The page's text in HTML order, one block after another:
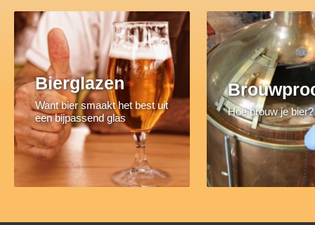
Bierglazen
Want bier smaakt het best uit
een bijpassend glas
Hoe brouw je bier?